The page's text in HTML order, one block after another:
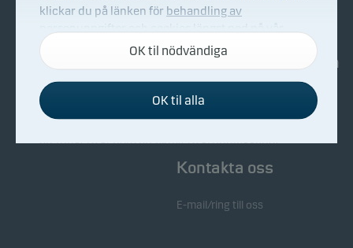
Bekämpning av ekonomisk
brottslighet
Investerarinformation
Nyhetsarkiv
Kontakta oss
E-mail/ring till oss
klickar du på länken för behandling av
webbplats.
Nödvändiga cookies
Nödvändiga cookies hjälper till att få vår webbplats
att fungera genom att aktivera grundläggande
funktioner som sidnavigering och tillgång till säkra
OK til nödvändiga
OK til alla